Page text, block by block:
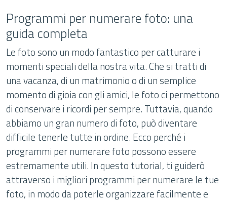
Programmi per numerare foto: una
guida completa
Le foto sono un modo fantastico per catturare i
momenti speciali della nostra vita. Che si tratti di
una vacanza, di un matrimonio o di un semplice
momento di gioia con gli amici, le foto ci permettono
di conservare i ricordi per sempre. Tuttavia, quando
abbiamo un gran numero di foto, può diventare
difficile tenerle tutte in ordine. Ecco perché i
programmi per numerare foto possono essere
estremamente utili. In questo tutorial, ti guiderò
attraverso i migliori programmi per numerare le tue
foto, in modo da poterle organizzare facilmente e